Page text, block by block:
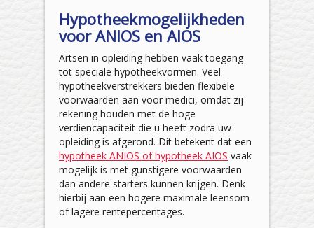
Hypotheekmogelijkheden
voor ANIOS en AIOS
Artsen in opleiding hebben vaak toegang
tot speciale hypotheekvormen. Veel
hypotheekverstrekkers bieden flexibele
voorwaarden aan voor medici, omdat zij
rekening houden met de hoge
verdiencapaciteit die u heeft zodra uw
opleiding is afgerond. Dit betekent dat een
hypotheek ANIOS of hypotheek AIOS vaak
mogelijk is met gunstigere voorwaarden
dan andere starters kunnen krijgen. Denk
hierbij aan een hogere maximale leensom
of lagere rentepercentages.